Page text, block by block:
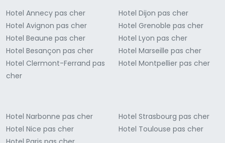
Hotel Annecy pas cher
Hotel Avignon pas cher
Hotel Beaune pas cher
Hotel Besançon pas cher
Hotel Clermont-Ferrand pas
cher
Hotel Dijon pas cher
Hotel Grenoble pas cher
Hotel Lyon pas cher
Hotel Marseille pas cher
Hotel Montpellier pas cher
Hotel Narbonne pas cher
Hotel Nice pas cher
Hotel Strasbourg pas cher
Hotel Toulouse pas cher